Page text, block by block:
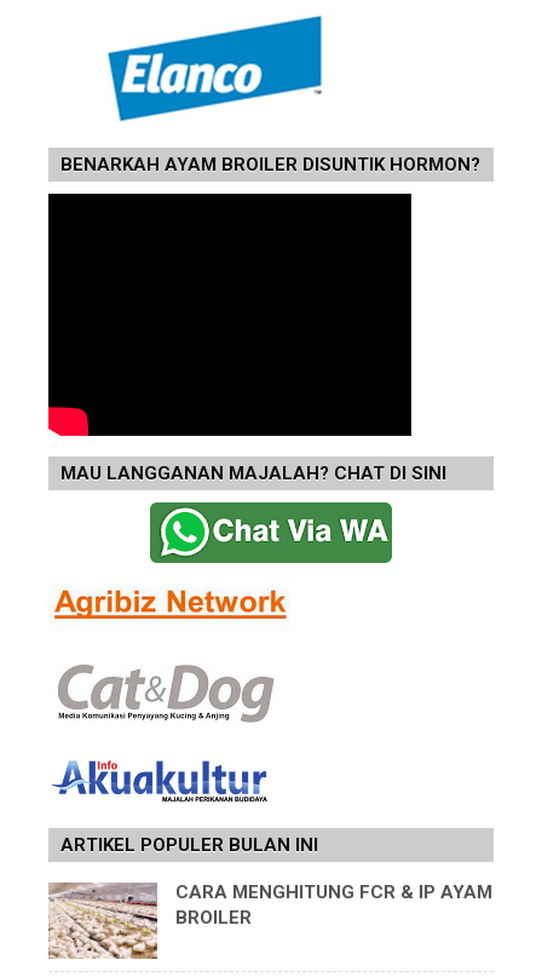
BENARKAH AYAM BROILER DISUNTIK HORMON?
MAU LANGGANAN MAJALAH? CHAT DI SINI
ARTIKEL POPULER BULAN INI
CARA MENGHITUNG FCR & IP AYAM
BROILER